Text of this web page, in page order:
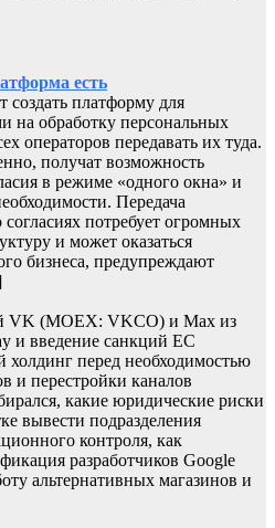
есть
платформу для
на обработку персональных
операторов передавать их туда.
получат возможность
в режиме «одного окна» и
Передача
потребует огромных
и может оказаться
бизнеса, предупреждают
VK (MOEX: VKCO) и Max из
и введение санкций ЕС
холдинг перед необходимостью
и перестройки каналов
какие юридические риски
вывести подразделения
контроля, как
разработчиков Google
альтернативных магазинов и